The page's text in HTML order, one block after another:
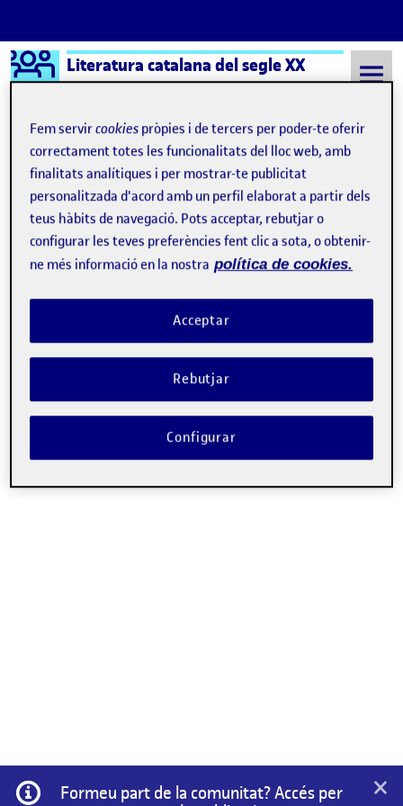
Saltar al contingut
Logo Ágora
Literatura catalana del segle XX
Semestre 20212 - Aula 1 Cristina Cano Paracolls
Cristina Cano Paracolls
Publicat per
Cristina Cano Paracolls
Data de publicació
-comentariel Sense títol
CONTRIBUTION
EL SENSE TÍTOL
No hi ha comentaris.
Informació
Formeu part de la comunitat? Accés per
×
Fem servircookies pròpies i de tercers per poder-te oferir
correctament totes les funcionalitats del lloc web, amb
finalitats analítiques i per mostrar-te publicitat
personalitzada d'acord amb un perfil elaborat a partir dels
teus hàbits de navegació. Pots acceptar, rebutjar o
configurar les teves preferències fent clic a sota, o obtenir-
ne més informació en la nostra política de cookies.
Rebutjar
Acceptar
Configurar